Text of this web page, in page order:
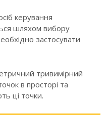
керування
шляхом вибору
застосувати
тривимірний
в просторі та
ці точки.